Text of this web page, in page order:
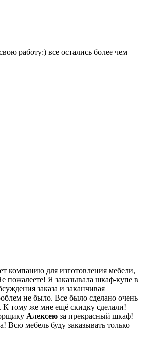
работу:) все остались более чем
компанию для изготовления мебели,
пожалеете! Я заказывала шкаф-купе в
заказа и заканчивая
не было. Все было сделано очень
К тому же мне ещё скидку сделали!
Алексею за прекрасный шкаф!
Всю мебель буду заказывать только